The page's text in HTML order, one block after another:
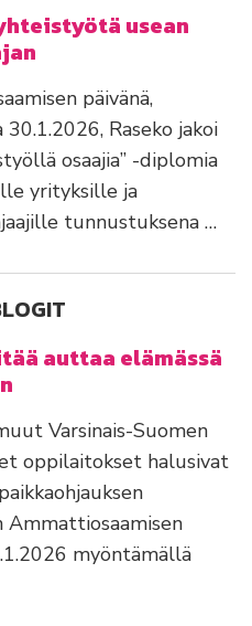
usean
päivänä,
30.1.2026, Raseko jakoi
osaajia” -diplomia
yrityksille ja
tunnustuksena …
auttaa elämässä
Varsinais-Suomen
oppilaitokset halusivat
Ammattiosaamisen
myöntämällä